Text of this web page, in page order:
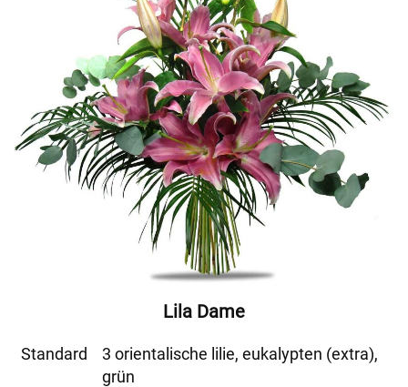
Lila Dame
Standard
3 orientalische lilie, eukalypten (extra),
grün